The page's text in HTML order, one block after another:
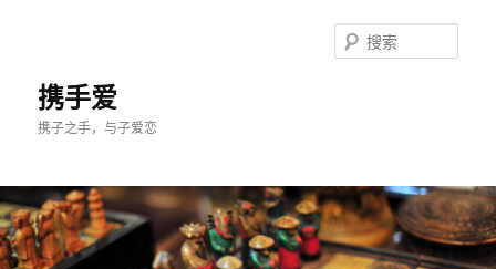
携手爱
携子之手，与子爱恋
索